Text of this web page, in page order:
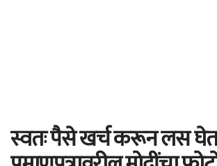
स्वतः पैसे खर्च करून लस